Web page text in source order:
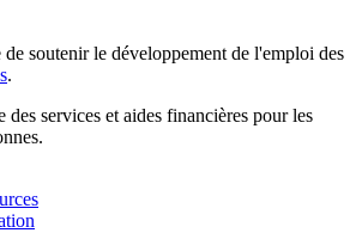
soutenir le développement de l'emploi des
.
des services et aides financières pour les